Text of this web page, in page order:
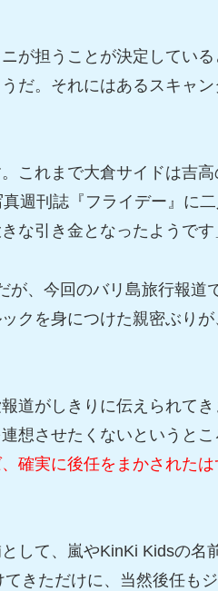
が担うことが決定してい
だ。それにはあるスキャ
これまで大倉サイドは吉
週刊誌『フライデー』に
な引き金となったようです
、今回のバリ島旅行報道
クを身につけた親密ぶり
道がしきりに伝えられて
想させたくないというとこ
確実に後任をまかされた
して、嵐やKinKi Kidsの名
きただけに、当然後任も